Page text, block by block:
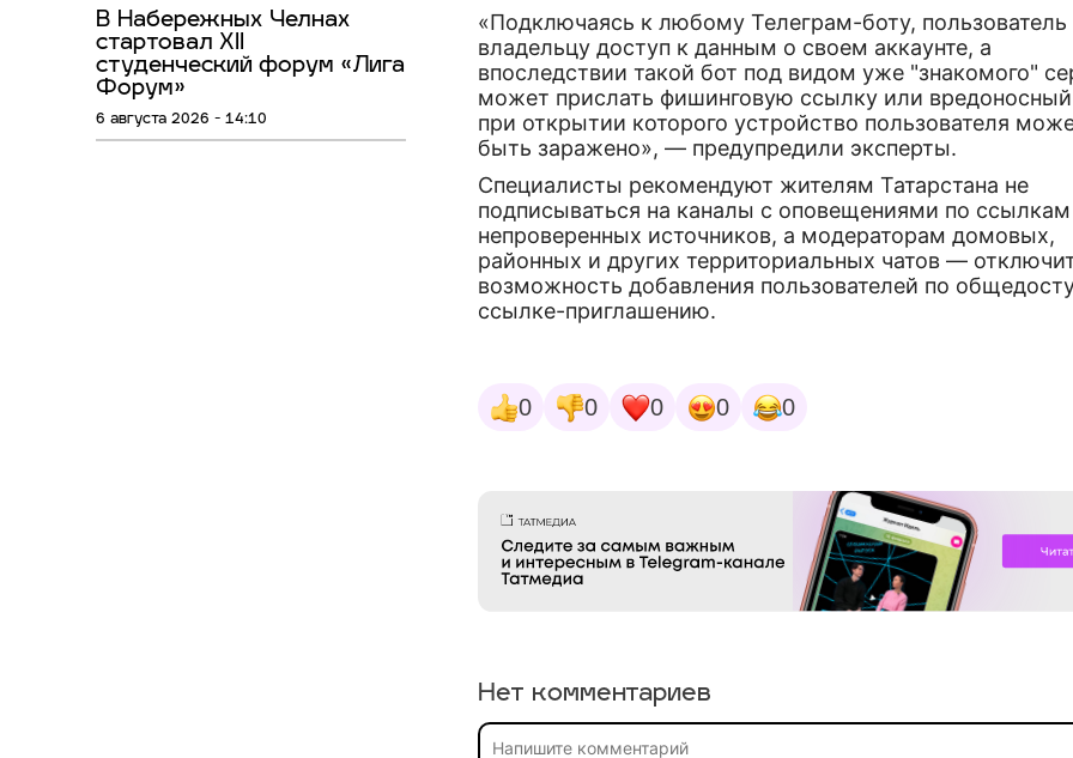
В Набережных Челнах
стартовал XII
студенческий форум «Лига
Форум»
6 августа 2026 - 14:10
«Подключаясь к любому Телеграм-боту, пользователь
владельцу доступ к данным о своем аккаунте, а
впоследствии такой бот под видом уже "знакомого"
может прислать фишинговую ссылку или
при открытии которого устройство пользователя
быть заражено», — предупредили эксперты.
Специалисты рекомендуют жителям Татарстана не
подписываться на каналы с оповещениями по
непроверенных источников, а модераторам домовых,
районных и других территориальных чатов —
возможность добавления пользователей по
ссылке-приглашению.
0 0 0 0 0
Нет комментариев